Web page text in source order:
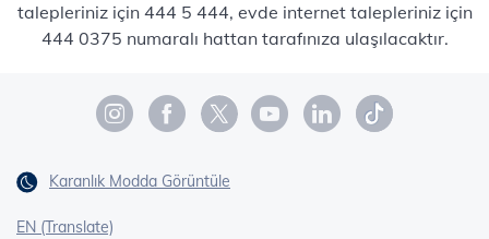
talepleriniz için 444 5 444, evde internet talepleriniz için
444 0375 numaralı hattan tarafınıza ulaşılacaktır.
Karanlık Modda Görüntüle
EN (Translate)